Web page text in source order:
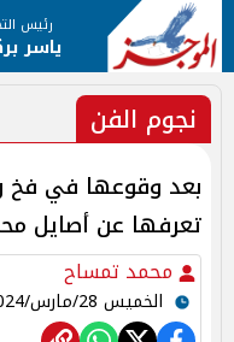
رئيس
ياسر
نجوم الفن
بعد وقوعها في فخ
تعرفها عن أصايل
محمد تمساح
الخميس 28/مارس/2024 - 07:05 م